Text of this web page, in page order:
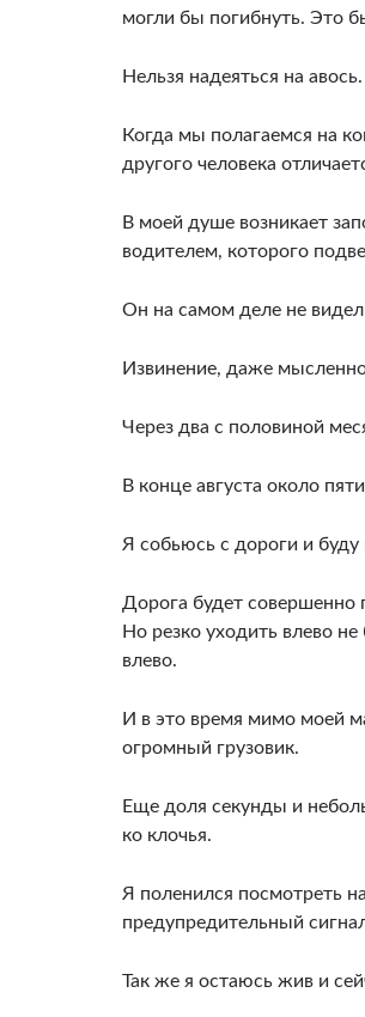
мог­ли бы погибнуть. Это
Нельзя надеяться на
Когда мы полагаемся на
дру­гого человека
В моей душе возника­ет
водителем, которого
Он на самом деле не
Извине­ние, даже
Через два с половиной
В конце августа около
Я собьюсь с дороги и буду
Дорога будет совершенно
Но резко уходить влево
вле­во.
И в это время мимо моей
огромный грузовик.
Еще доля секунды и
ко клочья.
Я поленился посмотреть
предупредительный
Так же я остаюсь жив и